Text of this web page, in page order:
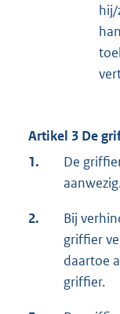
hij/
Artikel 3 De
1.
De
2.
Bij
griffier
daartoe
griffier.